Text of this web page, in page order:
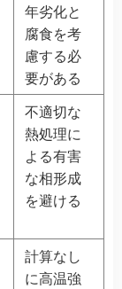
年劣化と
腐食を考
慮する必
要がある
不適切な
熱処理に
よる有害
な相形成
を避ける
計算なし
に高温強